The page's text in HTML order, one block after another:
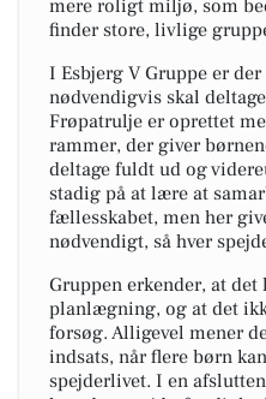
mere roligt miljø, som
finder store, livlige
I Esbjerg V Gruppe er
nødvendigvis skal
Frøpatrulje er oprettet
rammer, der giver
deltage fuldt ud og
stadig på at lære at
fællesskabet, men her
nødvendigt, så hver
Gruppen erkender, at
planlægning, og at det
forsøg. Alligevel mener
indsats, når flere børn
spejderlivet. I en